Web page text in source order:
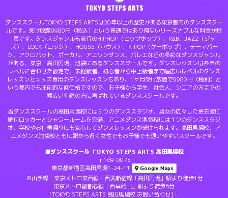
ダンススクールTOKYO STEPS ARTSは20年以上の歴史がある東京都内のダンススクー
ルです。受け放題9980円（税込）という普通ではあり得ないリーズナブルな料金が特
長です。ダンスジャンルも流行のHIPHOP（ヒップホップ）、R&B、JAZZ（ジャ
ズ）、LOCK（ロック）、HOUSE（ハウス）、K-POP（ケーポップ）、テーマパー
ク、アクロバット、ボーカル、アニソンダンス、バレエなどの多彩なダンスジャンル
がある、東京・高田馬場、池袋にあるダンススクールです。ダンスレッスンは各自の
レベルに合わせた設定で、未経験者、初心者から中上級者まで幅広いレベルのダンス
レッスンとキッズ専用のダンスレッスンもあり、1ヶ月受け放題で9980円（税別）と
いう都内でも圧倒的な低価格ですので、お子様から学生、社会人、シニアの方までの
幅広い年齢の方に喜ばれているダンススクールです。
当ダンススクールの高田馬場校には５つのダンススタジオ、男女の広々した更衣室に
鍵付ロッカーとシャワールームを完備、アニメダンス池袋校には１つのダンススタジ
オ、学校やお仕事帰りにも安心してダンスレッスンが受けられます。高田馬場校、ア
ニメダンス池袋校ともに駅から近く女性でもお子様でも通いやすいスクールです。
■ダンススクール TOKYO STEPS ARTS 高田馬場校
〒169-0075
東京都新宿区高田馬場1-24-11
Google Maps
JR山手線・東京メトロ東西線・西武新宿線「高田馬場」駅より徒歩1分
東京メトロ副都心線「西早稲田」駅より徒歩6分
[TOKYO STEPS ARTS 高田馬場校 お問い合わせ]：